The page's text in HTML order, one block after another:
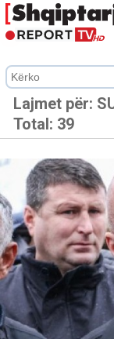
Lajmet për:
Total: 39